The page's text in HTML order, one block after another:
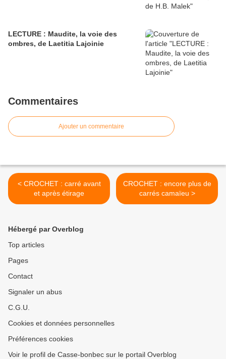
LECTURE : Maudite, la voie des
ombres, de Laetitia Lajoinie
Commentaires
Ajouter un commentaire
< CROCHET : carré avant
et après étirage
CROCHET : encore plus de
carrés camaïeu >
Hébergé par Overblog
Top articles
Pages
Contact
Signaler un abus
C.G.U.
Cookies et données personnelles
Préférences cookies
Voir le profil de Casse-bonbec sur le portail Overblog